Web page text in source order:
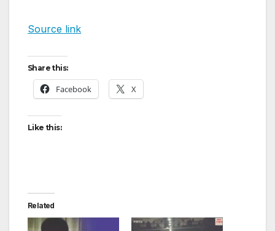
Source link
Share this:
Facebook X
Like this:
Related